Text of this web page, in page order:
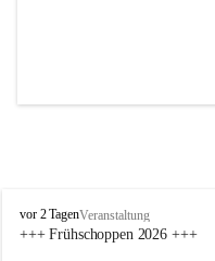
F
F
vor 2 TagenVeranstaltung
+++ Frühschoppen 2026 +++